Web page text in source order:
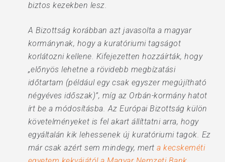
biztos kezekben lesz.
A Bizottság korábban azt javasolta a magyar
kormánynak, hogy a kuratóriumi tagságot
korlátozni kellene. Kifejezetten hozzáírták, hogy
„előnyös lehetne a rövidebb megbízatási
időtartam (például egy csak egyszer megújítható
négyéves időszak)”, míg az Orbán-kormány hatot
írt be a módosításba. Az Európai Bizottság külön
követelményeket is fel akart állíttatni arra, hogy
egyáltalán kik lehessenek új kuratóriumi tagok. Ez
már csak azért sem mindegy, merta kecskeméti